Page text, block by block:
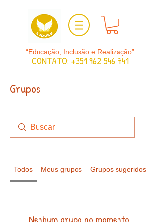
“Educação, Inclusão e Realização”
CONTATO: +351 962 546 741
Grupos
Todos Meus grupos Grupos sugeridos
Nenhum grupo no momento